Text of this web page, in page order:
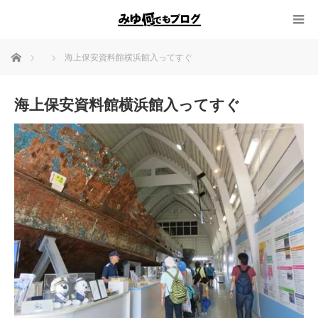
ホーム 海上保安資料館横浜館入ってすぐ
海上保安資料館横浜館入ってすぐ